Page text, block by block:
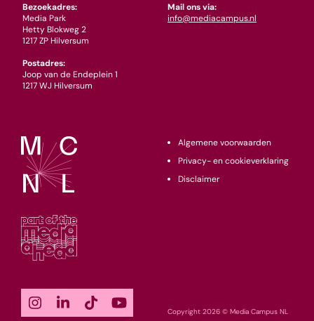
Bezoekadres:
Media Park
Hetty Blokweg 2
1217 ZP Hilversum
Postadres:
Joop van de Endeplein 1
1217 WJ Hilversum
Mail ons via:
info@mediacampus.nl
Copyright 2026 © Media Campus NL
Algemene voorwaarden
Privacy- en cookieverklaring
Disclaimer